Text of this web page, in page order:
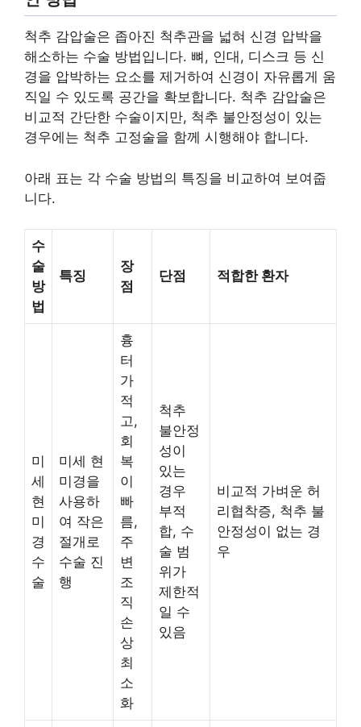
척추 감압술은 좁아진 척추관을 넓혀 신경 압박을
해소하는 수술 방법입니다. 뼈, 인대, 디스크 등 신
경을 압박하는 요소를 제거하여 신경이 자유롭게 움
직일 수 있도록 공간을 확보합니다. 척추 감압술은
비교적 간단한 수술이지만, 척추 불안정성이 있는
경우에는 척추 고정술을 함께 시행해야 합니다.
아래 표는 각 수술 방법의 특징을 비교하여 보여줍
니다.
수
술
방
법
특징
장
점
단점 적합한 환자
미
세
현
미
경
수
술
미세 현
미경을
사용하
여 작은
절개로
수술 진
행
흉
터
가
적
고,
회
복
이
빠
름,
주
변
조
직
손
상
최
소
화
척추
불안정
성이
있는
경우
부적
합, 수
술 범
위가
제한적
일 수
있음
비교적 가벼운 허
리협착증, 척추 불
안정성이 없는 경
우